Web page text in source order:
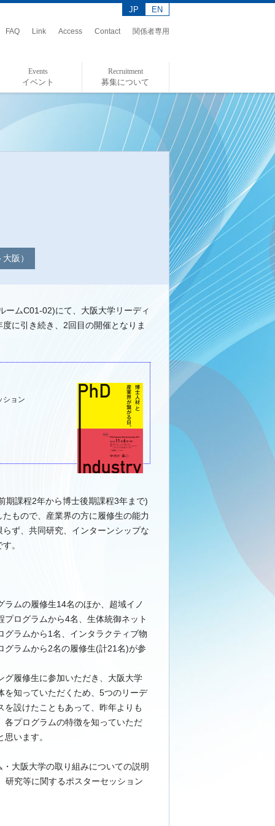
JP EN
Events
イベント
Recruitment
募集について
アドミッションポリシー
給付奨学金制度について
FAQ Link Access Contact 関係者専用
阪）
ームC01-02)にて、大阪大学リーディ
に引き続き、2回目の開催となりま
ション
期課程2年から博士後期課程3年まで)
もので、産業界の方に履修生の能力
ず、共同研究、インターンシップな
。
ラムの履修生14名のほか、超域イノ
プログラムから4名、生体統御ネット
グラムから1名、インタラクティブ物
グラムから2名の履修生(計21名)が参
グ履修生に参加いただき、大阪大学
を知っていただくため、5つのリーデ
を設けたこともあって、昨年よりも
各プログラムの特徴を知っていただ
います。
大阪大学の取り組みについての説明
研究等に関するポスターセッション